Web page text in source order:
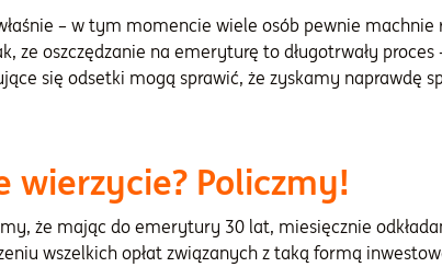
– w tym momencie wiele osób pewnie
ze oszczędzanie na emeryturę to długotrwały
się odsetki mogą sprawić, że zyskamy naprawdę
wierzycie? Policzmy!
że mając do emerytury 30 lat, miesięcznie
wszelkich opłat związanych z taką formą